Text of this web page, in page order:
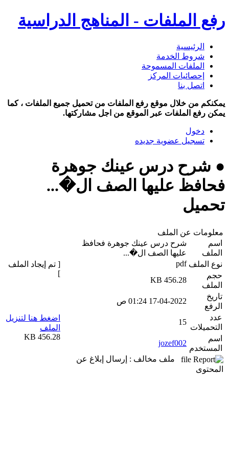
رفع الملفات - المناهج الدراسية
الرئيسية
شروط الخدمة
الملفات المسموحة
إحصائيات المركز
اتصل بنا
يمكنكم من خلال موقع رفع الملفات من تحميل جميع الملفات ، كما
يمكن رفع الملفات عبر الموقع من اجل مشاركتها.
دخول
تسجيل عضوية جديده
● شرح درس عينك جوهرة
فحافظ عليها الصف ال�...
تحميل
معلومات عن الملف
اسم
الملف
شرح درس عينك جوهرة فحافظ
عليها الصف ال�...
نوع الملف pdf
حجم
الملف
456.28 KB
تاريخ
الرفع
17-04-2022 01:24 ص
عدد
التحميلات
15
اسم
المستخدم
jozef002
ملف مخالف : إرسال إبلاغ عن
المحتوى
[ تم إيجاد الملف
]
اضغط هنا لتنزيل
الملف
456.28 KB